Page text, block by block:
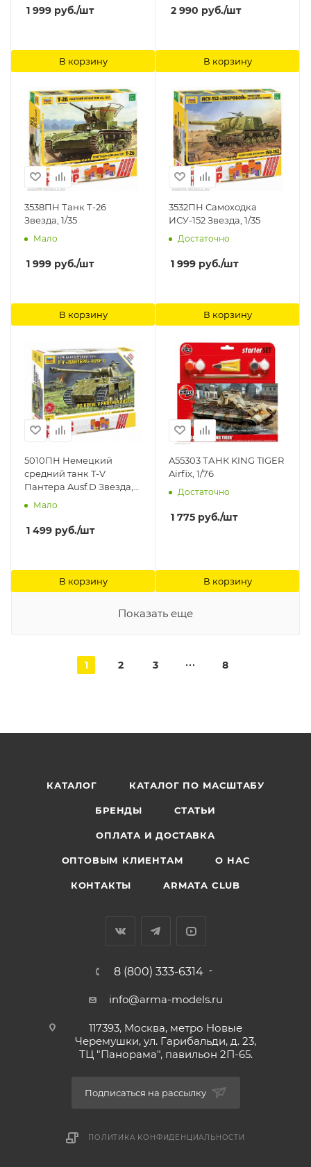
1 999 руб./шт
В корзину
2 990 руб./шт
В корзину
3538ПН Танк Т-26
Звезда, 1/35
Мало
1 999 руб./шт
В корзину
3532ПН Самоходка
ИСУ-152 Звезда, 1/35
Достаточно
1 999 руб./шт
В корзину
5010ПН Немецкий
средний танк T-V
Пантера Ausf.D Звезда,
1/72Мало
1 499 руб./шт
В корзину
A55303 ТАНК KING TIGER
Airfix, 1/76
Достаточно
1 775 руб./шт
В корзину
Показать еще
1 2 3 8
КАТАЛОГ КАТАЛОГ ПО МАСШТАБУ
БРЕНДЫ СТАТЬИ
ОПЛАТА И ДОСТАВКА
ОПТОВЫМ КЛИЕНТАМ О НАС
КОНТАКТЫ ARMATA CLUB
8 (800) 333-6314
info@arma-models.ru
117393, Москва, метро Новые
Черемушки, ул. Гарибальди, д. 23,
ТЦ "Панорама", павильон 2П-65.
Подписаться на рассылку
ПОЛИТИКА КОНФИДЕНЦИАЛЬНОСТИ